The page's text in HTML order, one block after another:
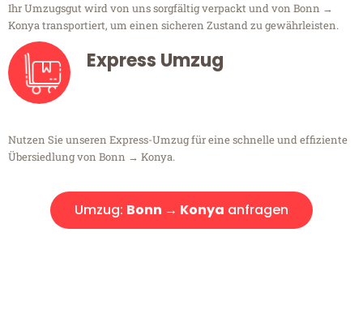
Ihr Umzugsgut wird von uns sorgfältig verpackt und von Bonn →
Konya transportiert, um einen sicheren Zustand zu gewährleisten.
Express Umzug
Nutzen Sie unseren Express-Umzug für eine schnelle und effiziente
Übersiedlung von Bonn → Konya.
Umzug: Bonn → Konya anfragen